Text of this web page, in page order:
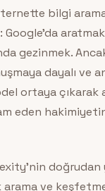
bilgi
gezinmek.
dayalı ve
ortaya çıkarak
eden
doğrudan
arama ve keşfetme